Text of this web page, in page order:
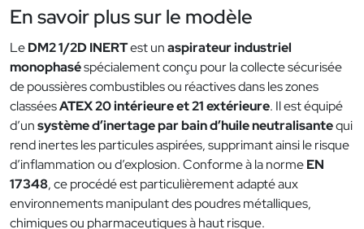
En savoir plus sur le modèle
LeDM2 1/2D INERTest unaspirateur industriel
monophaséspécialement conçu pour la collecte sécurisée
de poussières combustibles ou réactives dans les zones
classéesATEX 20 intérieure et 21 extérieure. Il est équipé
d’unsystème d’inertage par bain d’huile neutralisantequi
rend inertes les particules aspirées, supprimant ainsi le risque
d’inflammation ou d’explosion. Conforme à la normeEN
17348, ce procédé est particulièrement adapté aux
environnements manipulant des poudres métalliques,
chimiques ou pharmaceutiques à haut risque.